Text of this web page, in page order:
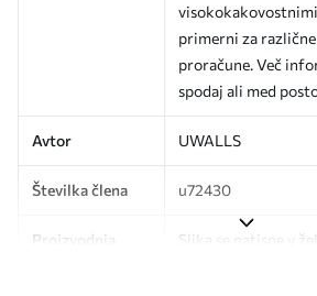
primerni za
proračune. Več
spodaj ali med
Avtor UWALLS
Številka člena u72430
Proizvodnja
Slika se natisne v